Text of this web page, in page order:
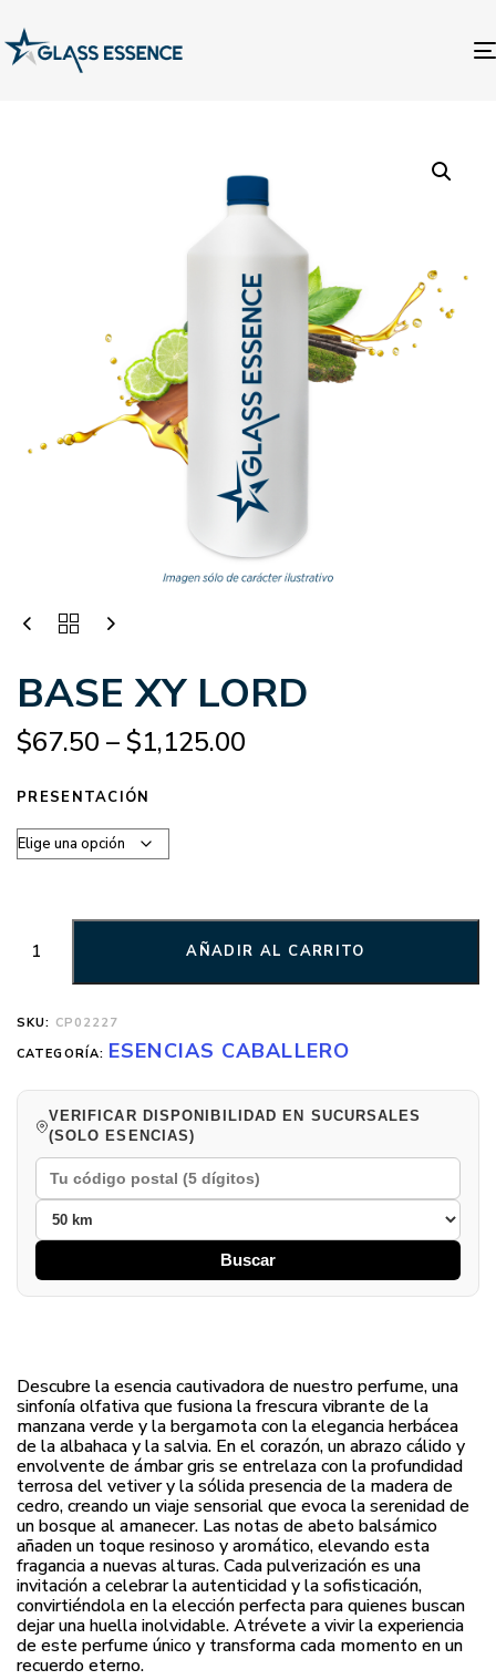
BASE XY LORD
$67.50 –$1,125.00
PRESENTACIÓN
AÑADIR AL CARRITO
SKU: CP02227
CATEGORÍA: ESENCIAS CABALLERO
VERIFICAR DISPONIBILIDAD EN SUCURSALES
(SOLO ESENCIAS)
Buscar
Descubre la esencia cautivadora de nuestro perfume, una
sinfonía olfativa que fusiona la frescura vibrante de la
manzana verde y la bergamota con la elegancia herbácea
de la albahaca y la salvia. En el corazón, un abrazo cálido y
envolvente de ámbar gris se entrelaza con la profundidad
terrosa del vetiver y la sólida presencia de la madera de
cedro, creando un viaje sensorial que evoca la serenidad de
un bosque al amanecer. Las notas de abeto balsámico
añaden un toque resinoso y aromático, elevando esta
fragancia a nuevas alturas. Cada pulverización es una
invitación a celebrar la autenticidad y la sofisticación,
convirtiéndola en la elección perfecta para quienes buscan
dejar una huella inolvidable. Atrévete a vivir la experiencia
de este perfume único y transforma cada momento en un
recuerdo eterno.